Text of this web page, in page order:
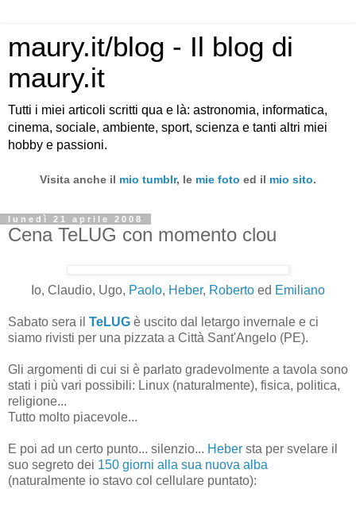
maury.it/blog - Il blog di
maury.it
Tutti i miei articoli scritti qua e là: astronomia, informatica,
cinema, sociale, ambiente, sport, scienza e tanti altri miei
hobby e passioni.
Visita anche il mio tumblr, le mie foto ed il mio sito.
lunedì 21 aprile 2008
Cena TeLUG con momento clou
Io, Claudio, Ugo, Paolo, Heber, Roberto ed Emiliano
Sabato sera il TeLUG è uscito dal letargo invernale e ci
siamo rivisti per una pizzata a Città Sant'Angelo (PE).
Gli argomenti di cui si è parlato gradevolmente a tavola sono
stati i più vari possibili: Linux (naturalmente), fisica, politica,
religione...
Tutto molto piacevole...
E poi ad un certo punto... silenzio... Heber sta per svelare il
suo segreto dei 150 giorni alla sua nuova alba
(naturalmente io stavo col cellulare puntato):